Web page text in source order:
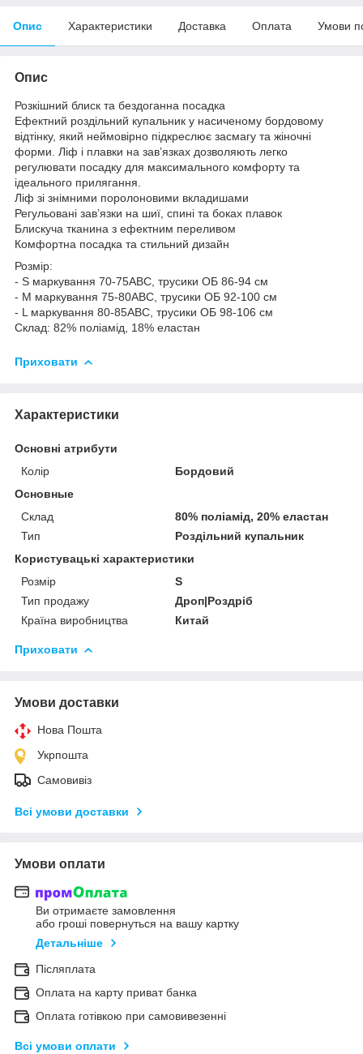
Опис Характеристики Доставка Оплата Умови
Опис
Розкішний блиск та бездоганна посадка
Ефектний роздільний купальник у насиченому бордовому
відтінку, який неймовірно підкреслює засмагу та жіночні
форми. Ліф і плавки на зав’язках дозволяють легко
регулювати посадку для максимального комфорту та
ідеального прилягання.
Ліф зі знімними поролоновими вкладишами
Регульовані зав’язки на шиї, спині та боках плавок
Блискуча тканина з ефектним переливом
Комфортна посадка та стильний дизайн
Розмір:
- S маркування 70-75АВС, трусики ОБ 86-94 см
- M маркування 75-80АВС, трусики ОБ 92-100 см
- L маркування 80-85АВС, трусики ОБ 98-106 см
Склад: 82% поліамід, 18% еластан
Приховати
Характеристики
Основні атрибути
Колір
Бордовий
Основные
Склад
80% поліамід, 20% еластан
Тип
Роздільний купальник
Користувацькі характеристики
Розмір
S
Тип продажу
Дроп|Роздріб
Країна виробництва
Китай
Приховати
Умови доставки
Нова Пошта
Укрпошта
Самовивіз
Всі умови доставки
Умови оплати
Ви отримаєте замовлення
або гроші повернуться на вашу картку
Детальніше
Післяплата
Оплата на карту приват банка
Оплата готівкою при самовивезенні
Всі умови оплати